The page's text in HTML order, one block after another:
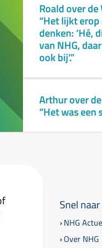
Roald over
“Het lijkt
denken: ‘Hé,
van NHG,
ook bij’.”
Arthur over
“Het was
Snel naar
NHG
Over NHG